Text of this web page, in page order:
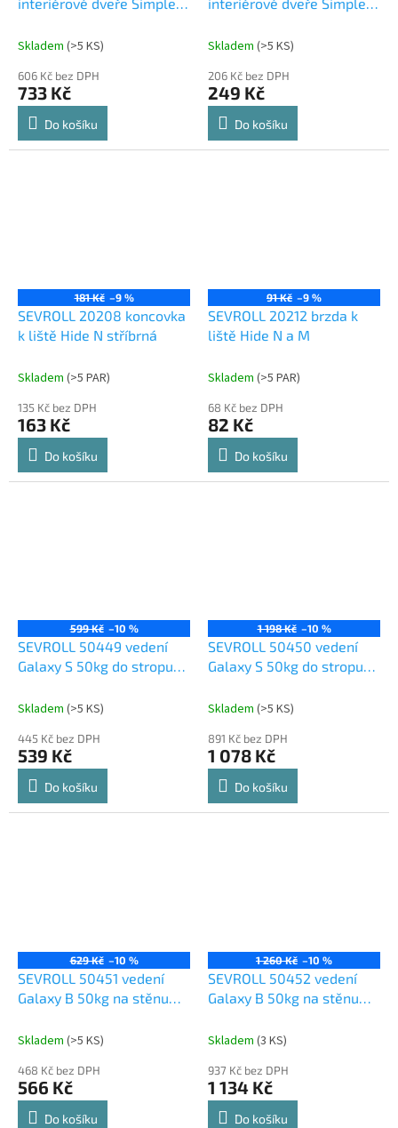
Skladem (>5 KS)
606 Kč bez DPH
733 Kč
Do košíku
Skladem (>5 KS)
206 Kč bez DPH
249 Kč
Do košíku
181 Kč –9 %
SEVROLL 20208 koncovka
k liště Hide N stříbrná
Skladem (>5 PAR)
135 Kč bez DPH
163 Kč
Do košíku
91 Kč –9 %
SEVROLL 20212 brzda k
liště Hide N a M
Skladem (>5 PAR)
68 Kč bez DPH
82 Kč
Do košíku
599 Kč –10 %
SEVROLL 50449 vedení
Galaxy S 50kg do stropu
Skladem (>5 KS)
445 Kč bez DPH
539 Kč
Do košíku
1 198 Kč –10 %
SEVROLL 50450 vedení
Galaxy S 50kg do stropu
Skladem (>5 KS)
891 Kč bez DPH
1 078 Kč
Do košíku
629 Kč –10 %
SEVROLL 50451 vedení
Galaxy B 50kg na stěnu
Skladem (>5 KS)
468 Kč bez DPH
566 Kč
Do košíku
1 260 Kč –10 %
SEVROLL 50452 vedení
Galaxy B 50kg na stěnu
Skladem (3 KS)
937 Kč bez DPH
1 134 Kč
Do košíku